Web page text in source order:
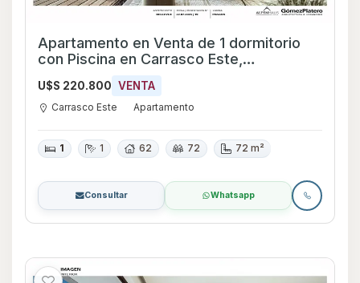
Apartamento en Venta de 1 dormitorio
con Piscina en Carrasco Este,
Montevideo
U$S 220.800 VENTA
Carrasco Este Apartamento
1 1 62 72 72 m²
Consultar Whatsapp